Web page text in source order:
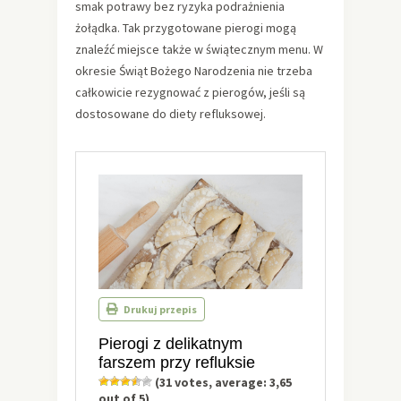
smak potrawy bez ryzyka podrażnienia
żołądka. Tak przygotowane pierogi mogą
znaleźć miejsce także w świątecznym menu. W
okresie Świąt Bożego Narodzenia nie trzeba
całkowicie rezygnować z pierogów, jeśli są
dostosowane do diety refluksowej.
Drukuj przepis
Pierogi z delikatnym
farszem przy refluksie
(31votes, average: 3,65